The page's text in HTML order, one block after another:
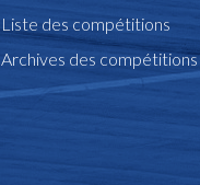
Liste des compétitions
Archives des compétitions